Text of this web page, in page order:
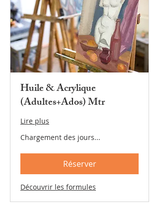
Huile & Acrylique
(Adultes+Ados) Mtr
Lire plus
Chargement des jours...
Réserver
Découvrir les formules